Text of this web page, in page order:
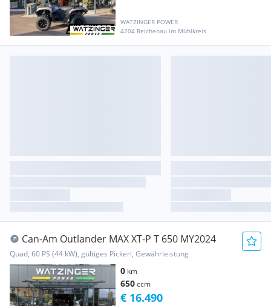
WATZINGER POWER
4204 Reichenau im Mühlkreis
Can-Am Outlander MAX XT-P T 650 MY2024
Quad, 60 PS (44 kW), gültiges Pickerl, Gewährleistung
0 km
650ccm
€ 16.490